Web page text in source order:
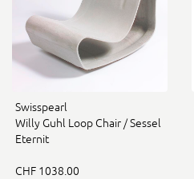
Swisspearl
Willy Guhl Loop Chair / Sessel
Eternit
CHF 1038.00